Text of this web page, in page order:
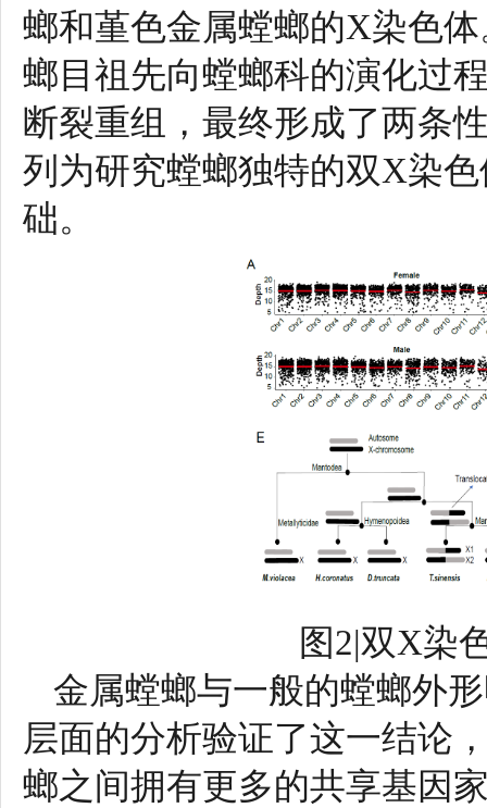
螂和堇色金属螳螂的X染色
螂目祖先向螳螂科的演化过
断裂重组，最终形成了两条
列为研究螳螂独特的双X染
础。
图2|双X染
金属螳螂与一般的螳螂外
层面的分析验证了这一结论
螂之间拥有更多的共享基因